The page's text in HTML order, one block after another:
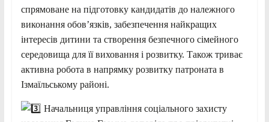
спрямоване на підготовку кандидатів до належного
виконання обов’язків, забезпечення найкращих
інтересів дитини та створення безпечного сімейного
середовища для її виховання і розвитку. Також триває
активна робота в напрямку розвитку патроната в
Ізмаїльському районі.
Начальниця управління соціального захисту